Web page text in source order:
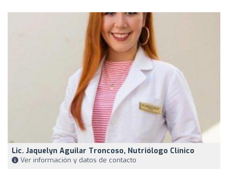
Lic. Jaquelyn Aguilar Troncoso, Nutriólogo Clínico
Ver información y datos de contacto